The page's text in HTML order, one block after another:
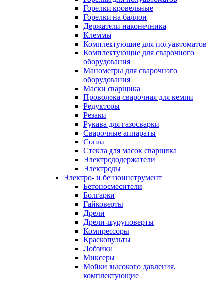
Горелки кровельные
Горелки на баллон
Держатели наконечника
Клеммы
Комплектующие для полуавтоматов
Комплектующие для сварочного
оборудования
Манометры для сварочного
оборудования
Маски сварщика
Проволока сварочная для кемпи
Редукторы
Резаки
Рукава для газосварки
Сварочные аппараты
Сопла
Стекла для масок сварщика
Электрододержатели
Электроды
Электро- и бензоинструмент
Бетоносмесители
Болгарки
Гайковерты
Дрели
Дрели-шуруповерты
Компрессоры
Краскопульты
Лобзики
Миксеры
Мойки высокого давления,
комплектующие